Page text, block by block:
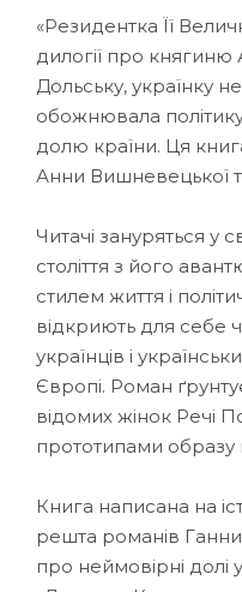
«Резидентка Її
дилогії про
Дольську, українку
обожнювала
долю країни. Ця
Анни Вишневецької
Читачі зануряться у
століття з його
стилем життя і
відкриють для себе
українців і
Європі. Роман
відомих жінок Речі
прототипами образу
Книга написана на
решта романів
про неймовірні долі